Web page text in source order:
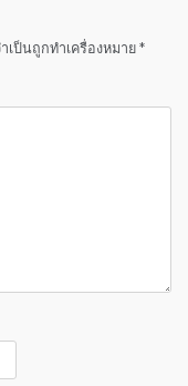
เป็นถูกทำเครื่องหมาย*